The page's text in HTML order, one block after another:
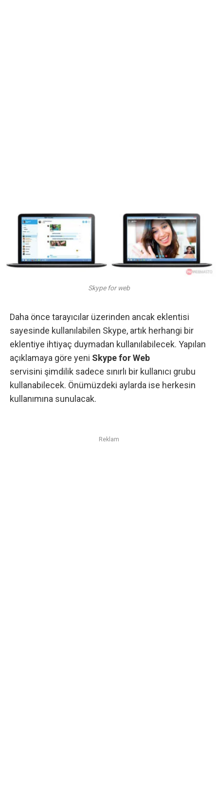
Skype for web
Daha önce tarayıcılar üzerinden ancak eklentisi
sayesinde kullanılabilen Skype, artık herhangi bir
eklentiye ihtiyaç duymadan kullanılabilecek. Yapılan
açıklamaya göre yeni Skype for Web
servisini şimdilik sadece sınırlı bir kullanıcı grubu
kullanabilecek. Önümüzdeki aylarda ise herkesin
kullanımına sunulacak.
Reklam